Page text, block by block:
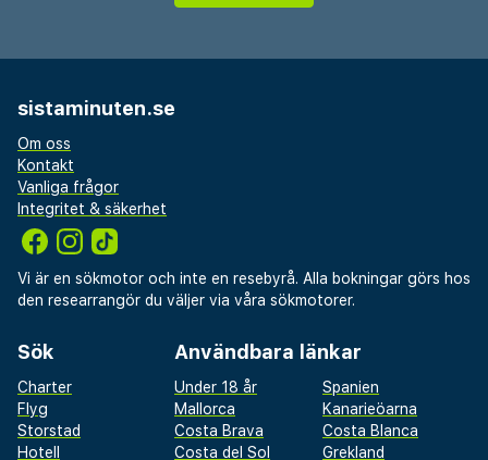
sistaminuten.se
Om oss
Kontakt
Vanliga frågor
Integritet & säkerhet
Vi är en sökmotor och inte en resebyrå. Alla bokningar görs hos
den researrangör du väljer via våra sökmotorer.
Sök
Charter
Flyg
Storstad
Hotell
Användbara länkar
Under 18 år
Spanien
Mallorca
Kanarieöarna
Costa Brava
Costa Blanca
Costa del Sol
Grekland